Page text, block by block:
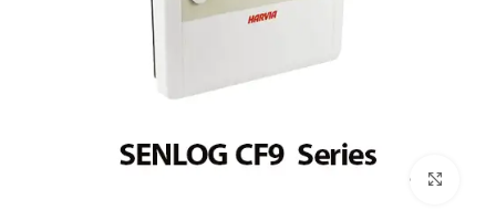
بزرگنمایی تصویر